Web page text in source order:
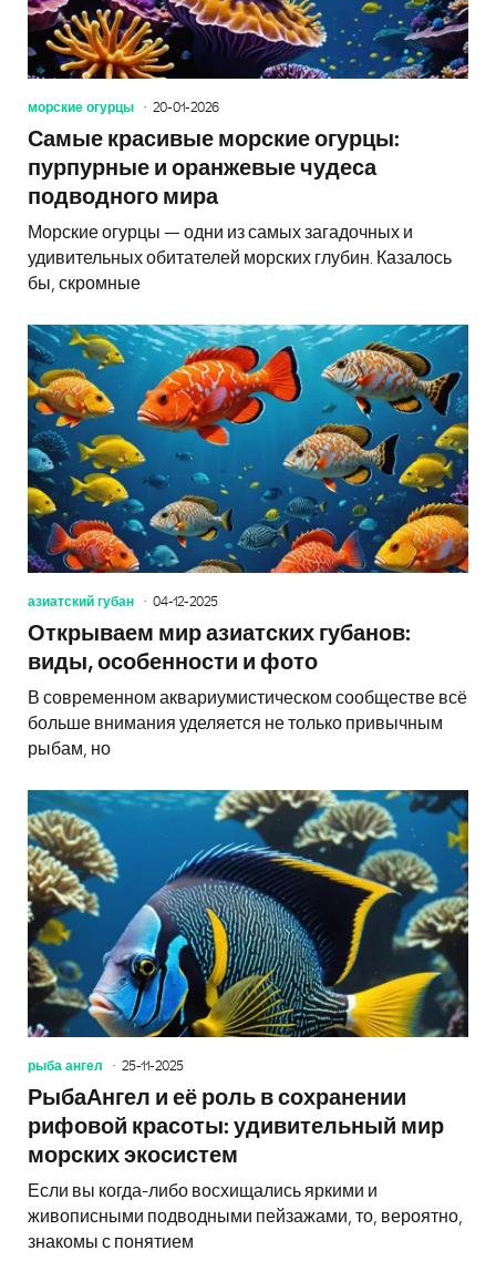
морские огурцы 20-01-2026
Самые красивые морские огурцы:
пурпурные и оранжевые чудеса
подводного мира
Морские огурцы — одни из самых загадочных и
удивительных обитателей морских глубин. Казалось
бы, скромные
азиатский губан 04-12-2025
Открываем мир азиатских губанов:
виды, особенности и фото
В современном аквариумистическом сообществе всё
больше внимания уделяется не только привычным
рыбам, но
рыба ангел 25-11-2025
РыбаАнгел и её роль в сохранении
рифовой красоты: удивительный мир
морских экосистем
Если вы когда-либо восхищались яркими и
живописными подводными пейзажами, то, вероятно,
знакомы с понятием